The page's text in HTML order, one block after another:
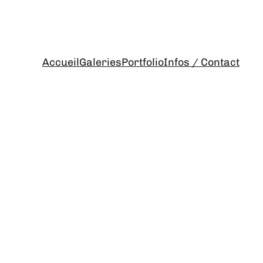
AccueilGaleriesPortfolioInfos / Contact